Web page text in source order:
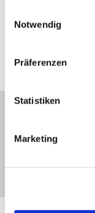
Notwendig
Präferenzen
Statistiken
Marketing
Das Bild wird